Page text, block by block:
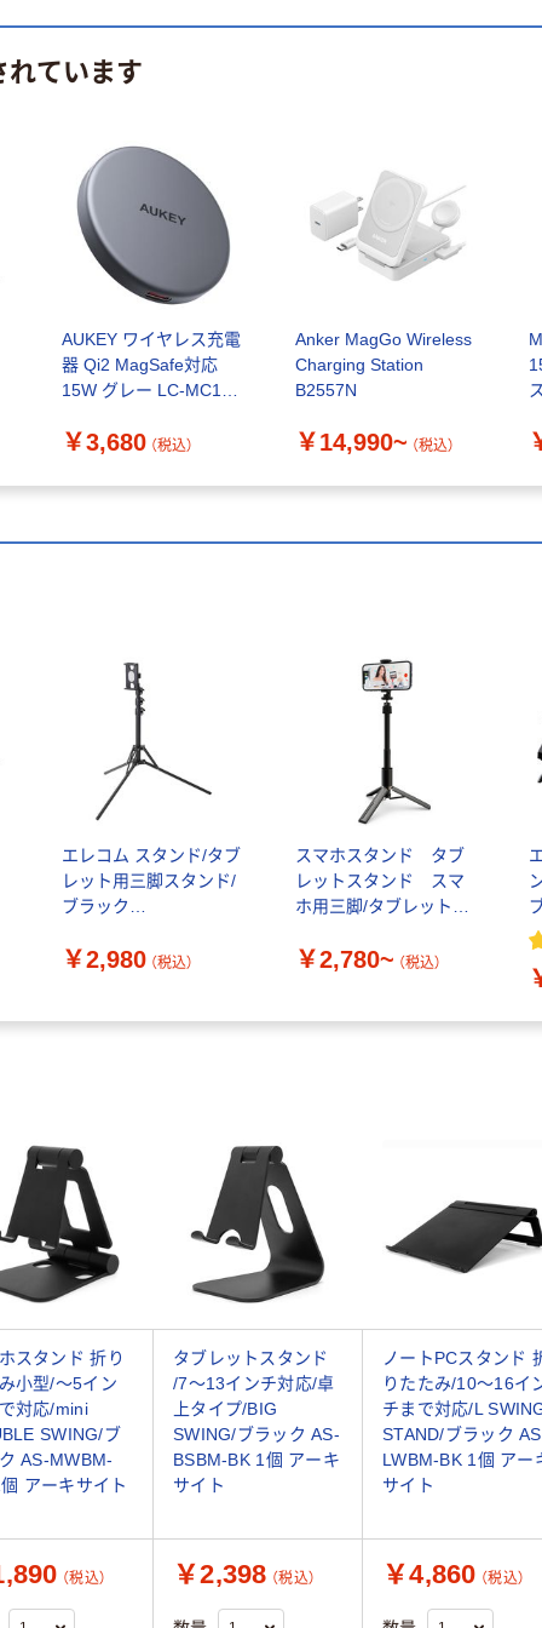
ています
AUKEY ワイヤレス充電
器 Qi2 MagSafe対応
15W グレー LC-MC10-
￥3,680 （税込）
Anker MagGo Wireless
Charging Station
B2557N
￥14,990~ （税込）
エレコム スタンド/タブ
レット用三脚スタンド/
ブラック
￥2,980 （税込）
スマホスタンド タブ
レットスタンド スマ
ホ用三脚/タブレット用
ーズ エレコム
￥2,780~ （税込）
スタンド 折り
小型/～5イン
対応/mini
SWING/ブ
AS-MWBM-
アーキサイト
タブレットスタンド
/7～13インチ対応/卓
上タイプ/BIG
SWING/ブラック AS-
BSBM-BK 1個 アーキ
サイト
ノートPCスタンド
りたたみ/10～16イ
チまで対応/L
STAND/ブラック
LWBM-BK 1個 アー
サイト
（税込） ￥2,398 （税込） ￥4,860 （税込）